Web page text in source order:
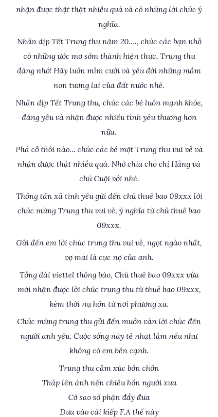
nhận được thật thật nhiều quà và có những lời chúc ý
nghĩa.
Nhân dịp Tết Trung thu năm 20…., chúc các bạn nhỏ
có những ước mơ sớm thành hiện thực, Trung thu
đáng nhớ! Hãy luôn mỉm cười và yêu đời những mầm
non tương lai của đất nước nhé.
Nhân dịp Tết Trung thu, chúc các bé luôn mạnh khỏe,
đáng yêu và nhận được nhiều tình yêu thương hơn
nữa.
Phá cỗ thôi nào… chúc các bé một Trung thu vui vẻ và
nhận được thật nhiều quà. Nhớ chia cho chị Hằng và
chú Cuội với nhé.
Thông tấn xã tình yêu gửi đến chủ thuê bao 09xxx lời
chúc mừng Trung thu vui vẻ, ý nghĩa từ chủ thuê bao
09xxx.
Gửi đến em lời chúc trung thu vui vẻ, ngọt ngào nhất,
vợ mãi là cục nợ của anh.
Tổng đài viettel thông báo, Chủ thuê bao 09xxx vừa
mới nhận được lời chúc trung thu từ thuê bao 09xxx,
kèm thời nụ hôn từ nơi phương xa.
Chúc mừng trung thu gửi đến muôn vàn lời chúc đến
người anh yêu. Cuộc sống này tẻ nhạt lắm nếu như
không có em bên cạnh.
Trung thu cảm xúc bồn chồn
Thắp lên ánh nến chiêu hồn người xưa
Cớ sao số phận đẩy đưa
Đưa vào cái kiếp F.A thế này